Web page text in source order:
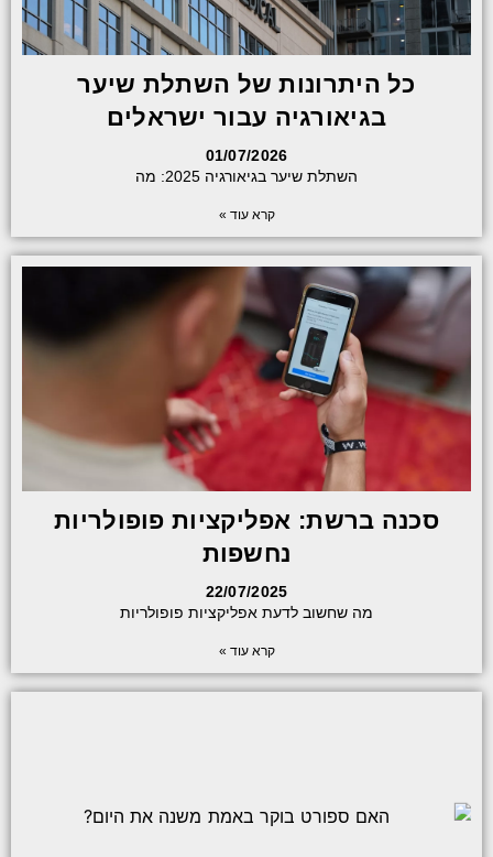
כל היתרונות של השתלת שיער
בגיאורגיה עבור ישראלים
01/07/2026
השתלת שיער בגיאורגיה 2025: מה
קרא עוד »
סכנה ברשת: אפליקציות פופולריות
נחשפות
22/07/2025
מה שחשוב לדעת אפליקציות פופולריות
קרא עוד »